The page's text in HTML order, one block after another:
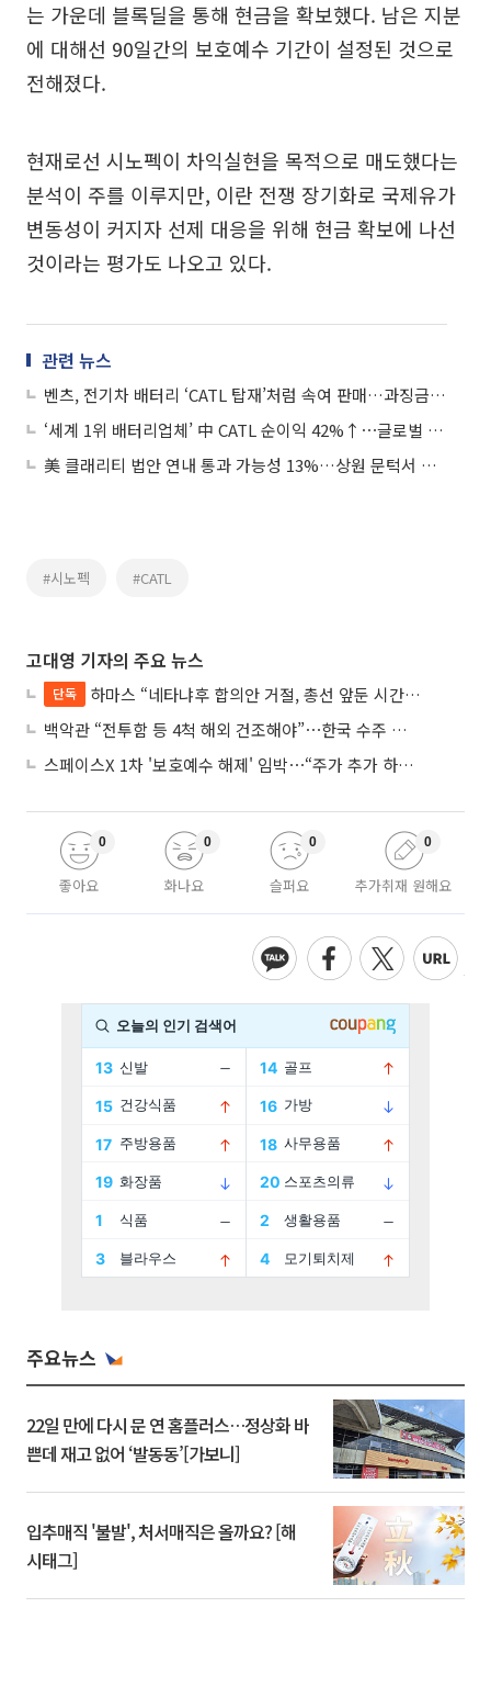
는 가운데 블록딜을 통해 현금을 확보했다. 남은 지분
에 대해선 90일간의 보호예수 기간이 설정된 것으로
전해졌다.
현재로선 시노펙이 차익실현을 목적으로 매도했다는
분석이 주를 이루지만, 이란 전쟁 장기화로 국제유가
변동성이 커지자 선제 대응을 위해 현금 확보에 나선
것이라는 평가도 나오고 있다.
관련 뉴스
벤츠, 전기차 배터리 ‘CATL 탑재’처럼 속여 판매…과징금 112억·검찰 고발
‘세계 1위 배터리업체’ 中 CATL 순이익 42%↑⋯글로벌 점유율 39.2%
美 클래리티 법안 연내 통과 가능성 13%…상원 문턱서 제동
#시노펙 #CATL
고대영 기자의 주요 뉴스
단독
하마스 “네타냐후 합의안 거절, 총선 앞둔 시간 끌기”
백악관 “전투함 등 4척 해외 건조해야”⋯한국 수주 기대
스페이스X 1차 '보호예수 해제' 임박⋯“주가 추가 하락 가능성”
좋아요
0
화나요
0
슬퍼요
0
추가취재 원해요
0
주요뉴스
22일 만에 다시 문 연 홈플러스…정상화 바
쁜데 재고 없어 ‘발동동’[가보니]
입추매직 '불발', 처서매직은 올까요? [해
시태그]